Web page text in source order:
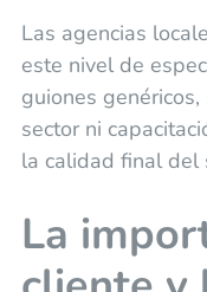
Las agencias
este nivel de
guiones
sector ni
la calidad final del
La